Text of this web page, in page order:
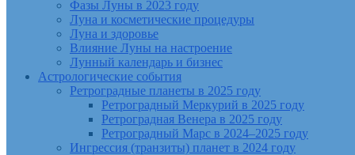
Фазы Луны в 2023 году
Луна и косметические процедуры
Луна и здоровье
Влияние Луны на настроение
Лунный календарь и бизнес
Астрологические события
Ретроградные планеты в 2025 году
Ретроградный Меркурий в 2025 году
Ретроградная Венера в 2025 году
Ретроградный Марс в 2024–2025 году
Ингрессия (транзиты) планет в 2024 году